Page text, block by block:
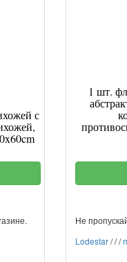
с
1 шт.
Не
Lodestar///